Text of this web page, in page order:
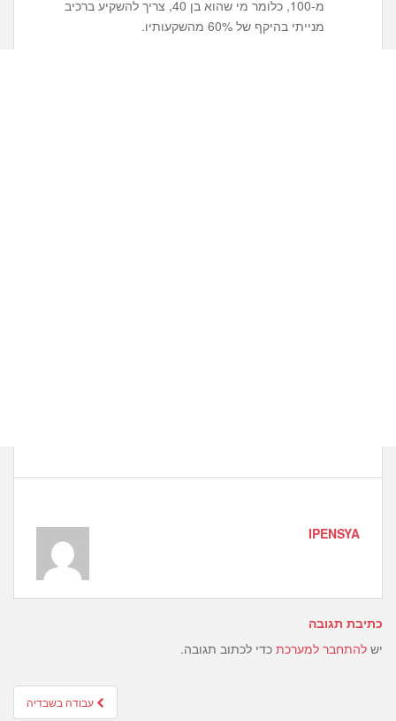
מ-100, כלומר מי שהוא בן 40, צריך להשקיע ברכיב
מנייתי בהיקף של 60% מהשקעותיו.
IPENSYA
כתיבת תגובה
יש להתחבר למערכת כדי לכתוב תגובה.
עבודה בשבדיה